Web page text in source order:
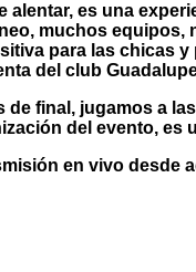
alentar, es una
muchos equipos,
para las chicas
del club
de final, jugamos a
del evento, es
en vivo desde